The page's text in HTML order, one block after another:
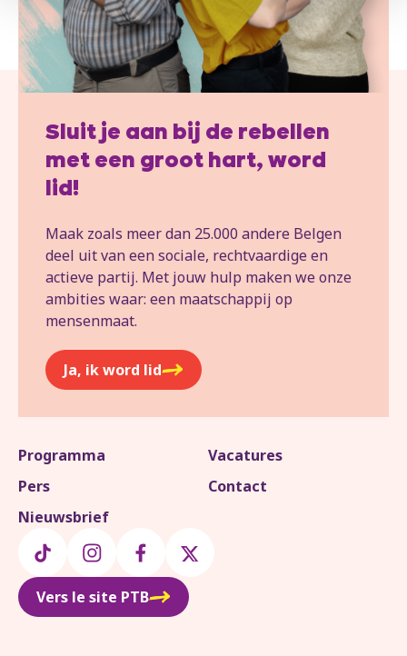
Sluit je aan bij de rebellen
met een groot hart, word
lid!
Maak zoals meer dan 25.000 andere Belgen
deel uit van een sociale, rechtvaardige en
actieve partij. Met jouw hulp maken we onze
ambities waar: een maatschappij op
mensenmaat.
Ja, ik word lid
Programma
Vacatures
Pers
Contact
Nieuwsbrief
Vers le site PTB